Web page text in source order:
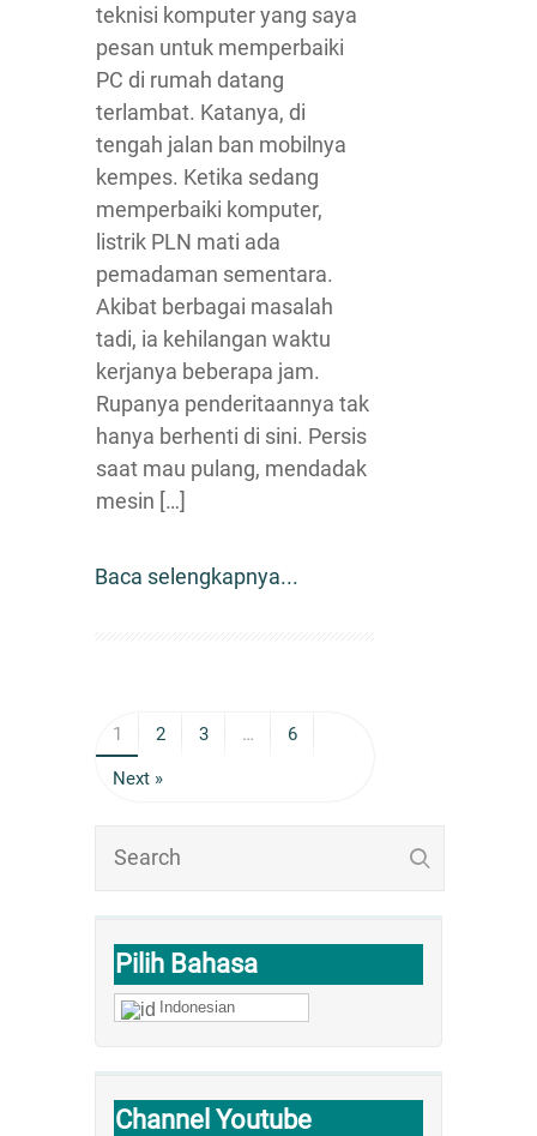
teknisi komputer yang saya
pesan untuk memperbaiki
PC di rumah datang
terlambat. Katanya, di
tengah jalan ban mobilnya
kempes. Ketika sedang
memperbaiki komputer,
listrik PLN mati ada
pemadaman sementara.
Akibat berbagai masalah
tadi, ia kehilangan waktu
kerjanya beberapa jam.
Rupanya penderitaannya tak
hanya berhenti di sini. Persis
saat mau pulang, mendadak
mesin […]
Baca selengkapnya...
1 2 3 … 6
Next »
Pilih Bahasa
Indonesian
Channel Youtube